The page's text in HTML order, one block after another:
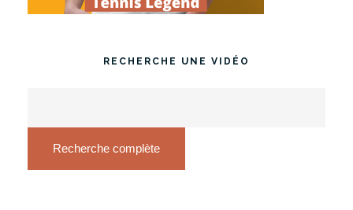
RECHERCHE UNE VIDÉO
Recherche complète